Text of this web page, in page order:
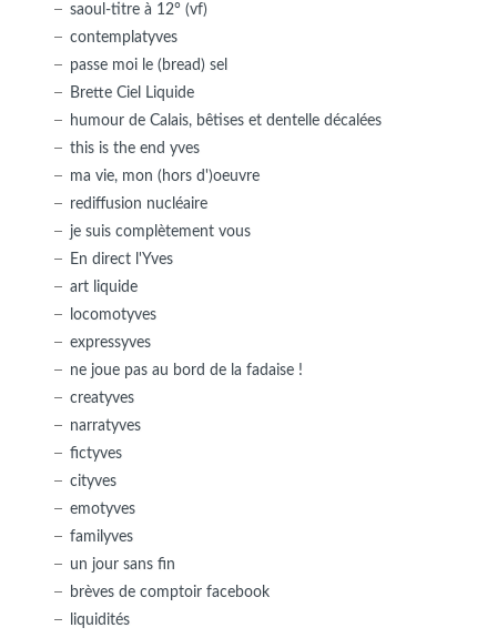
saoul-titre à 12° (vf)
contemplatyves
passe moi le (bread) sel
Brette Ciel Liquide
humour de Calais, bêtises et dentelle décalées
this is the end yves
ma vie, mon (hors d')oeuvre
rediffusion nucléaire
je suis complètement vous
En direct l'Yves
art liquide
locomotyves
expressyves
ne joue pas au bord de la fadaise !
creatyves
narratyves
fictyves
cityves
emotyves
familyves
un jour sans fin
brèves de comptoir facebook
liquidités